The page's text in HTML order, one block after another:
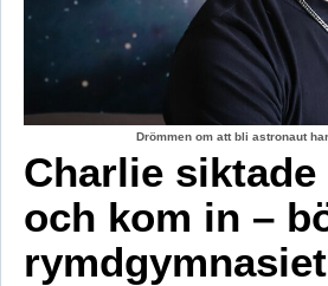
Drömmen om att bli astronaut
Charlie
och kom in –